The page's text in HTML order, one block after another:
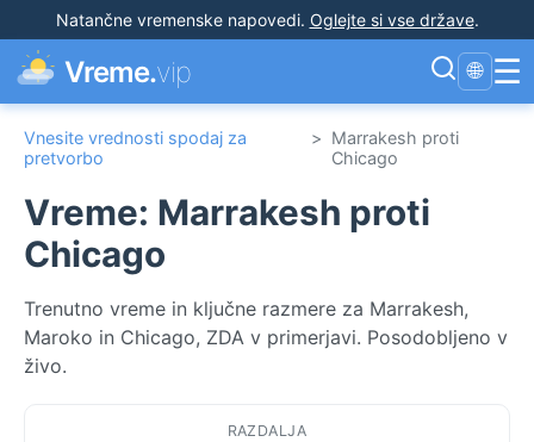
Natančne vremenske napovedi. Oglejte si vse države.
Vreme.vip 🌐 ☰
Vnesite vrednosti spodaj za
pretvorbo
> Marrakesh proti
Chicago
Vreme: Marrakesh proti
Chicago
Trenutno vreme in ključne razmere za Marrakesh,
Maroko in Chicago, ZDA v primerjavi. Posodobljeno v
živo.
RAZDALJA